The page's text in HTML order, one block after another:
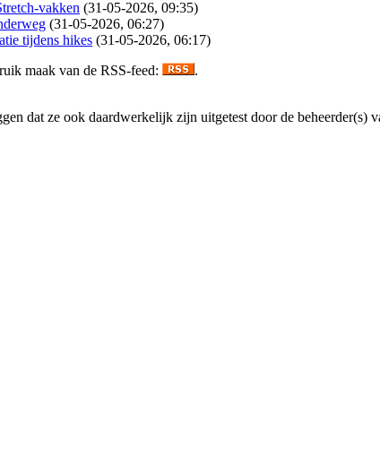
vakken (31-05-2026, 09:35)
(31-05-2026, 06:27)
tijdens hikes (31-05-2026, 06:17)
maak van de RSS-feed:
.
dat ze ook daardwerkelijk zijn uitgetest door de beheerder(s)